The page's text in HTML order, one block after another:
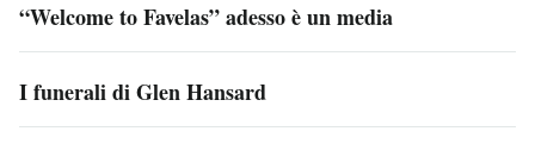
“Welcome to Favelas” adesso è un media
I funerali di Glen Hansard